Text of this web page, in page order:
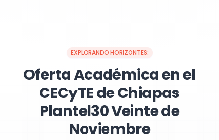
EXPLORANDO HORIZONTES:
Oferta Académica en el
CECyTE de Chiapas
Plantel30 Veinte de
Noviembre